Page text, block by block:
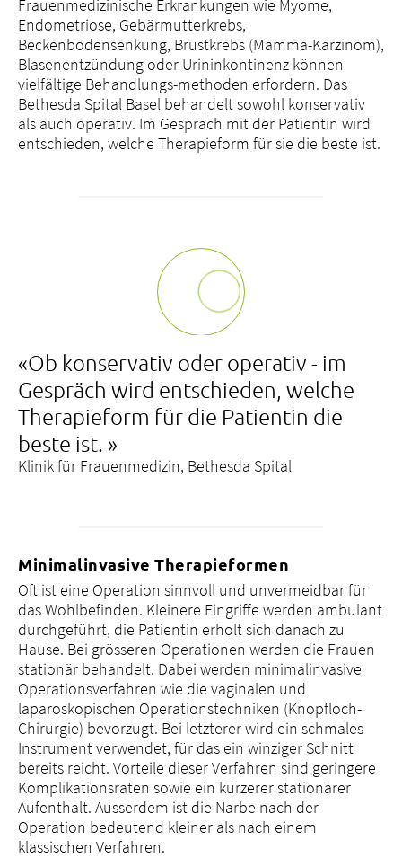
Frauenmedizinische Erkrankungen wie Myome,
Endometriose, Gebärmutterkrebs,
Beckenbodensenkung, Brustkrebs (Mamma-Karzinom),
Blasenentzündung oder Urininkontinenz können
vielfältige Behandlungs-methoden erfordern. Das
Bethesda Spital Basel behandelt sowohl konservativ
als auch operativ. Im Gespräch mit der Patientin wird
entschieden, welche Therapieform für sie die beste ist.
«Ob konservativ oder operativ - im
Gespräch wird entschieden, welche
Therapieform für die Patientin die
beste ist. »
Klinik für Frauenmedizin, Bethesda Spital
Minimalinvasive Therapieformen
Oft ist eine Operation sinnvoll und unvermeidbar für
das Wohlbefinden. Kleinere Eingriffe werden ambulant
durchgeführt, die Patientin erholt sich danach zu
Hause. Bei grösseren Operationen werden die Frauen
stationär behandelt. Dabei werden minimalinvasive
Operationsverfahren wie die vaginalen und
laparoskopischen Operationstechniken (Knopfloch-
Chirurgie) bevorzugt. Bei letzterer wird ein schmales
Instrument verwendet, für das ein winziger Schnitt
bereits reicht. Vorteile dieser Verfahren sind geringere
Komplikationsraten sowie ein kürzerer stationärer
Aufenthalt. Ausserdem ist die Narbe nach der
Operation bedeutend kleiner als nach einem
klassischen Verfahren.